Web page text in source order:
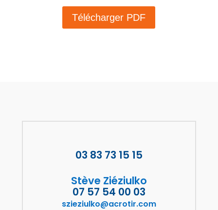
Télécharger PDF
03 83 73 15 15
Stève Ziéziulko
07 57 54 00 03
szieziulko@acrotir.com